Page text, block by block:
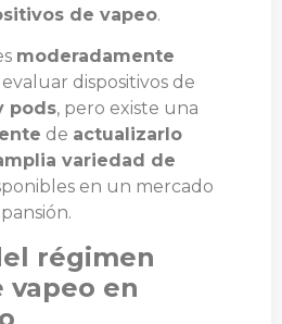
de vapeo.
moderadamente
dispositivos de
pods, pero existe una
de actualizarlo
variedad de
en un mercado
régimen
en